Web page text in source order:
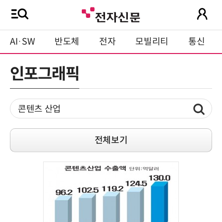
AI·SW 반도체 전자 모빌리티 통신
인포그래픽
전체보기